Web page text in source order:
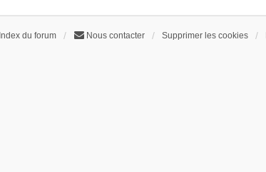
Index du forum Nous contacter Supprimer les cookies